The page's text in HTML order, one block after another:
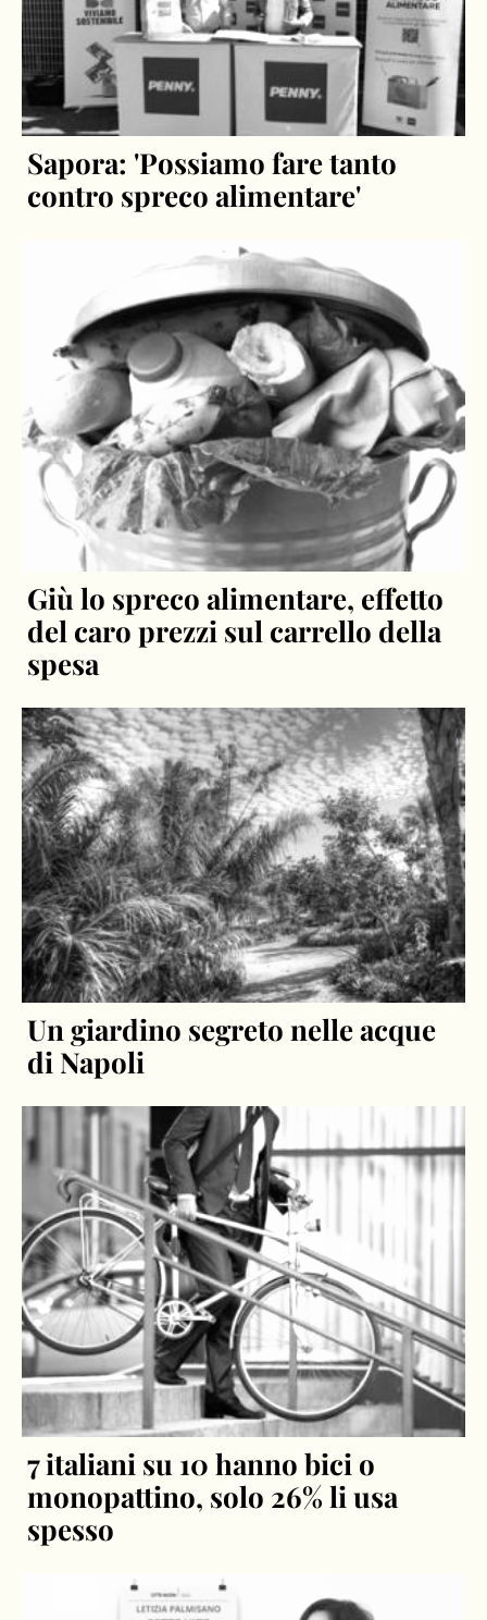
Sapora: 'Possiamo fare tanto
contro spreco alimentare'
Giù lo spreco alimentare, effetto
del caro prezzi sul carrello della
spesa
Un giardino segreto nelle acque
di Napoli
7 italiani su 10 hanno bici o
monopattino, solo 26% li usa
spesso